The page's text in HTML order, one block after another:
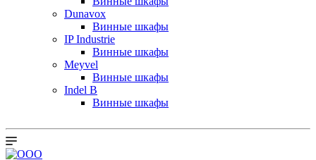
Dunavox
Винные шкафы
IP Industrie
Винные шкафы
Meyvel
Винные шкафы
Indel B
Винные шкафы